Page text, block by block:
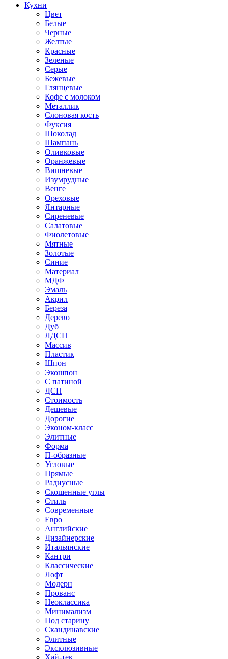
Кухни
Цвет
Белые
Черные
Желтые
Красные
Зеленые
Серые
Бежевые
Глянцевые
Кофе с молоком
Металлик
Слоновая кость
Фуксия
Шоколад
Шампань
Оливковые
Оранжевые
Вишневые
Изумрудные
Венге
Ореховые
Янтарные
Сиреневые
Салатовые
Фиолетовые
Мятные
Золотые
Синие
Материал
МДФ
Эмаль
Акрил
Береза
Дерево
Дуб
ЛДСП
Массив
Пластик
Шпон
Экошпон
С патиной
ДСП
Стоимость
Дешевые
Дорогие
Эконом-класс
Элитные
Форма
П-образные
Угловые
Прямые
Радиусные
Скошенные углы
Стиль
Современные
Евро
Английские
Дизайнерские
Итальянские
Кантри
Классические
Лофт
Модерн
Прованс
Неоклассика
Минимализм
Под старину
Скандинавские
Элитные
Эксклюзивные
Хай-тек